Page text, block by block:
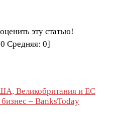
эту статью!
0 Средняя: 0]
Великобритания и ЕС
– BanksToday